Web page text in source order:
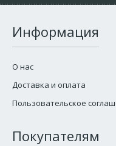
Информация
О нас
Доставка и оплата
Пользовательское
Покупателям